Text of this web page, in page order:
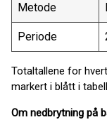
Metode
Periode
Totaltallene for
markert i blått i
Om nedbrytning på